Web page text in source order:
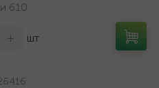
610
+ шт